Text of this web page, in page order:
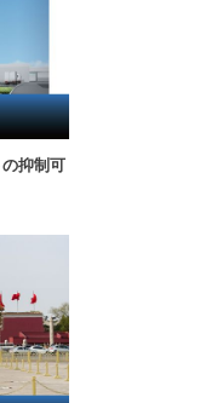
抑制可